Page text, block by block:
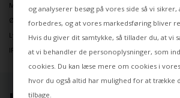
og analyserer besøg på vores side så vi
forbedres, og at vores markedsføring bliver
Hvis du giver dit samtykke, så tillader du, at vi
at vi behandler de personoplysninger, som
cookies. Du kan læse mere om cookies i vores
hvor du også altid har mulighed for at trække
tilbage.
Mål:
Ø245mm x 230mm
Lyskilde: G9
IP44